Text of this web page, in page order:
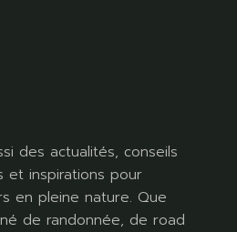
des actualités, conseils
et inspirations pour
en pleine nature. Que
de randonnée, de road